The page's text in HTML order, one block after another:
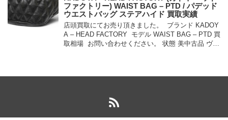
ファクトリー) WAIST BAG – PTD / パデッド
ウエストバッグ ステアハイド 買取実績
店頭買取にてお売り頂きました。 ブランド KADOY
A – HEAD FACTORY モデル WAIST BAG – PTD 買
取相場 お問い合わせください。 状態 美中古品 ヴィ